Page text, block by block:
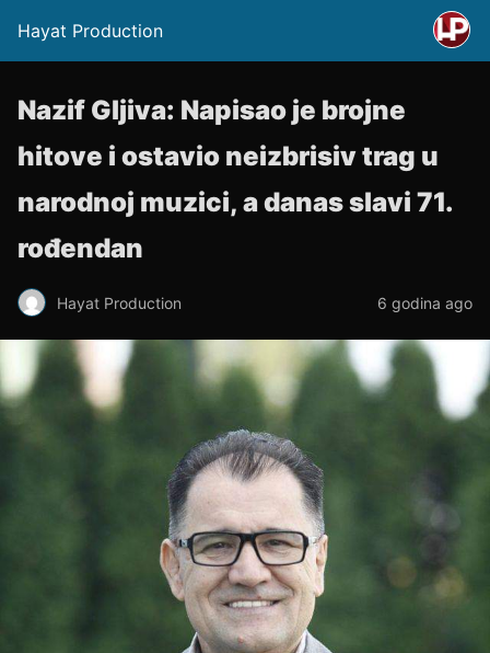
Hayat Production
Nazif Gljiva: Napisao je brojne
hitove i ostavio neizbrisiv trag u
narodnoj muzici, a danas slavi 71.
rođendan
Hayat Production 6 godina ago